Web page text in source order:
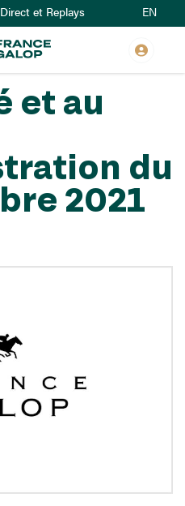
Aller
au
contenu
principal
Direct et Replays EN
et au
du
2021